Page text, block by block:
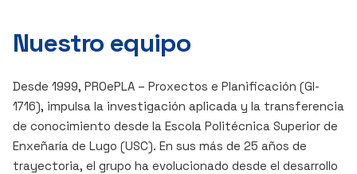
Nuestro equipo
Desde 1999, PROePLA – Proxectos e Planificación (GI-
1716), impulsa la investigación aplicada y la transferencia
de conocimiento desde la Escola Politécnica Superior de
Enxeñaría de Lugo (USC). En sus más de 25 años de
trayectoria, el grupo ha evolucionado desde el desarrollo